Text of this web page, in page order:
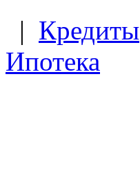
| Кредиты
Ипотека